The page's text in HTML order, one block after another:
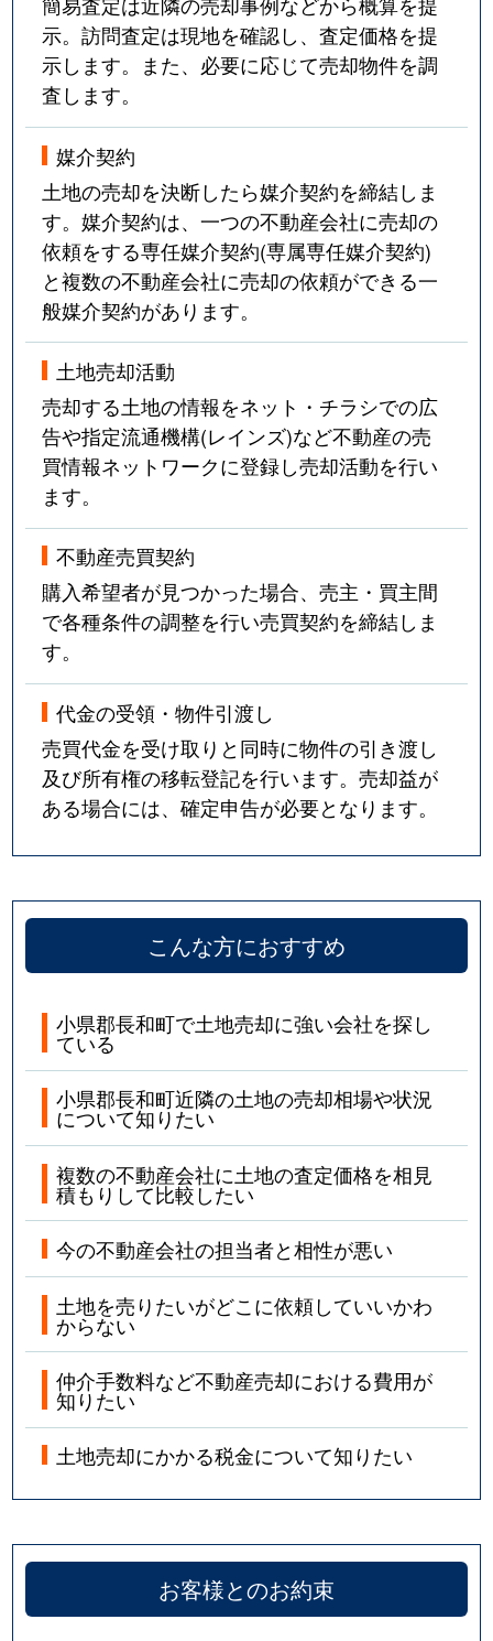
示。訪問査定は現地を確認し、査定価格を提
示します。また、必要に応じて売却物件を調
査します。
媒介契約
土地の売却を決断したら媒介契約を締結しま
す。媒介契約は、一つの不動産会社に売却の
依頼をする専任媒介契約(専属専任媒介契約)
と複数の不動産会社に売却の依頼ができる一
般媒介契約があります。
土地売却活動
売却する土地の情報をネット・チラシでの広
告や指定流通機構(レインズ)など不動産の売
買情報ネットワークに登録し売却活動を行い
ます。
不動産売買契約
購入希望者が見つかった場合、売主・買主間
で各種条件の調整を行い売買契約を締結しま
す。
代金の受領・物件引渡し
売買代金を受け取りと同時に物件の引き渡し
及び所有権の移転登記を行います。売却益が
ある場合には、確定申告が必要となります。
こんな方におすすめ
小県郡長和町で土地売却に強い会社を探し
ている
小県郡長和町近隣の土地の売却相場や状況
について知りたい
複数の不動産会社に土地の査定価格を相見
積もりして比較したい
今の不動産会社の担当者と相性が悪い
土地を売りたいがどこに依頼していいかわ
からない
仲介手数料など不動産売却における費用が
知りたい
土地売却にかかる税金について知りたい
お客様とのお約束